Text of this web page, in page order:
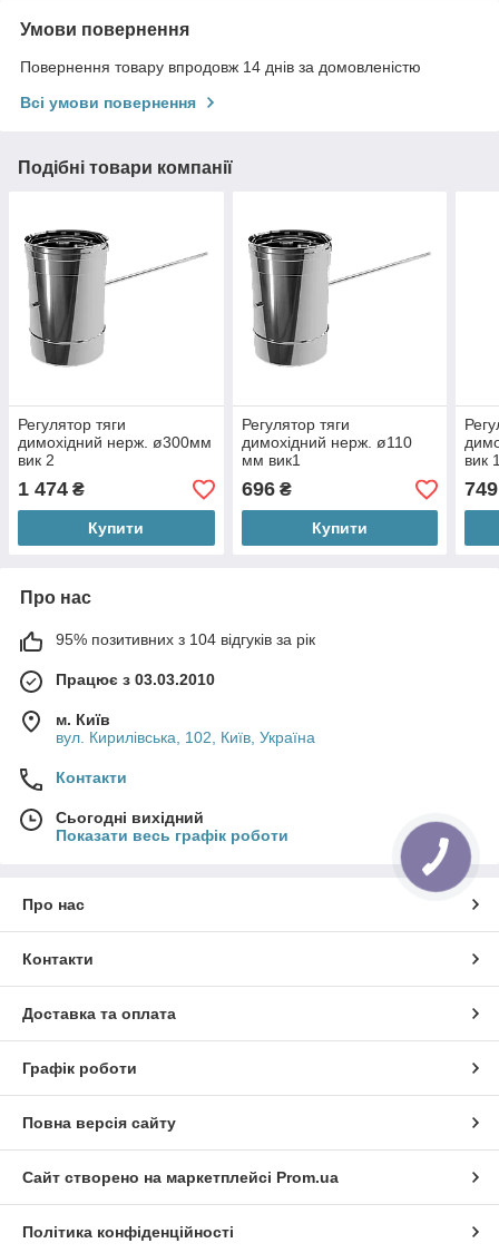
Умови повернення
Повернення товару впродовж 14 днів за домовленістю
Всі умови повернення
Подібні товари компанії
Регулятор тяги
димохідний нерж. ø300мм
вик 2
1 474 ₴
Купити
Регулятор тяги
димохідний нерж. ø110
мм вик1
696₴
Купити
вик
749
Про нас
95% позитивних з 104 відгуків за рік
Працює з 03.03.2010
м. Київ
вул. Кирилівська, 102, Київ, Україна
Контакти
Сьогодні вихідний
Показати весь графік роботи
Про нас
Контакти
Доставка та оплата
Графік роботи
Повна версія сайту
Сайт створено на маркетплейсі Prom.ua
Політика конфіденційності